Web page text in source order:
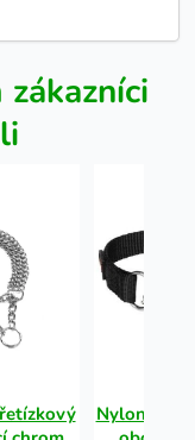
Nylonový